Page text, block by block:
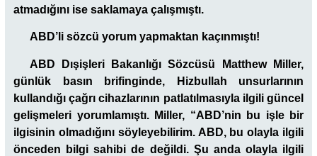
atmadığını ise saklamaya çalışmıştı.
ABD’li sözcü yorum yapmaktan kaçınmıştı!
ABD Dışişleri Bakanlığı Sözcüsü Matthew Miller,
günlük basın brifinginde, Hizbullah unsurlarının
kullandığı çağrı cihazlarının patlatılmasıyla ilgili güncel
gelişmeleri yorumlamıştı. Miller, “ABD’nin bu işle bir
ilgisinin olmadığını söyleyebilirim. ABD, bu olayla ilgili
önceden bilgi sahibi de değildi. Şu anda olayla ilgili